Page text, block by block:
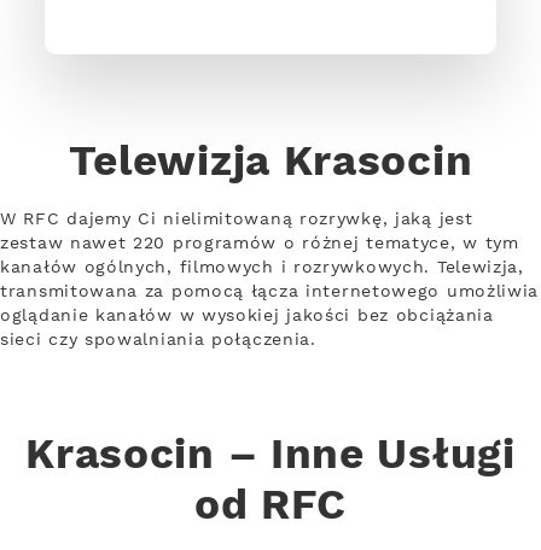
Telewizja Krasocin
W RFC dajemy Ci nielimitowaną rozrywkę, jaką jest
zestaw nawet 220 programów o różnej tematyce, w tym
kanałów ogólnych, filmowych i rozrywkowych. Telewizja,
transmitowana za pomocą łącza internetowego umożliwia
oglądanie kanałów w wysokiej jakości bez obciążania
sieci czy spowalniania połączenia.
Krasocin – Inne Usługi
od RFC